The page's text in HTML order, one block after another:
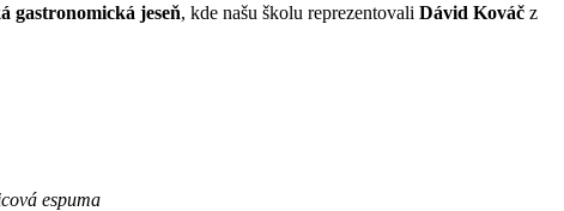
gastronomická jeseň, kde našu školu reprezentovali Dávid Kováč z
espuma